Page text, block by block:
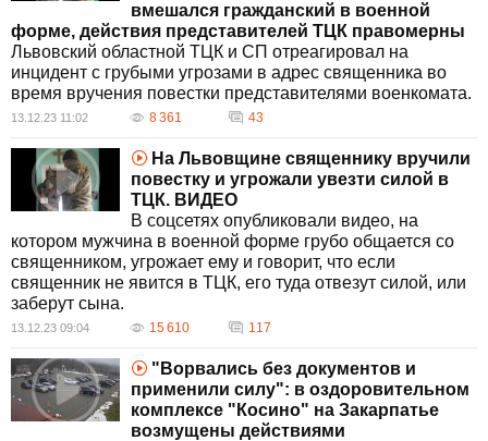
вмешался гражданский в военной
форме, действия представителей ТЦК правомерны
Львовский областной ТЦК и СП отреагировал на
инцидент с грубыми угрозами в адрес священника во
время вручения повестки представителями военкомата.
13.12.23 11:02 8 361 43
На Львовщине священнику вручили
повестку и угрожали увезти силой в
ТЦК. ВИДЕО
В соцсетях опубликовали видео, на
котором мужчина в военной форме грубо общается со
священником, угрожает ему и говорит, что если
священник не явится в ТЦК, его туда отвезут силой, или
заберут сына.
13.12.23 09:04 15 610 117
"Ворвались без документов и
применили силу": в оздоровительном
комплексе "Косино" на Закарпатье
возмущены действиями